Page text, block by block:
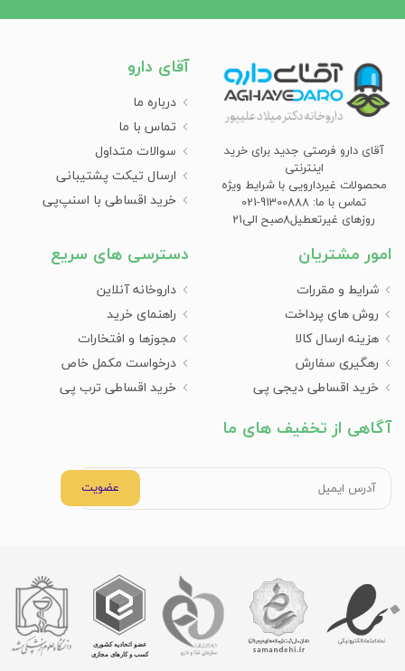
آقای دارو فرصتی جدید برای خرید
اینترنتی
محصولات غیردارویی با شرایط ویژه
تماس با ما: 91300888-021
روزهای غیرتعطیل8صبح الی21
آقای دارو
درباره ما
تماس با ما
سوالات متداول
ارسال تیکت پشتیبانی
خرید اقساطی با اسنپ‌پی
امور مشتریان
شرایط و مقررات
روش های پرداخت
هزینه ارسال کالا
رهگیری سفارش
خرید اقساطی دیجی پی
دسترسی های سریع
داروخانه آنلاین
راهنمای خرید
مجوزها و افتخارات
درخواست مکمل خاص
خرید اقساطی ترب پی
آگاهی از تخفیف های ما
عضویت